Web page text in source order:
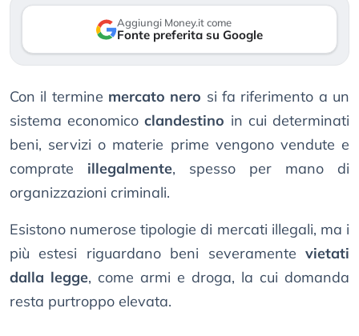
Aggiungi Money.it come
Fonte preferita su Google
Con il termine mercato nero si fa riferimento a un
sistema economicoclandestino in cui determinati
beni, servizi o materie prime vengono vendute e
comprate illegalmente, spesso per mano di
organizzazioni criminali.
Esistono numerose tipologie di mercati illegali, ma i
più estesi riguardano beni severamente vietati
dalla legge, come armi e droga, la cui domanda
resta purtroppo elevata.